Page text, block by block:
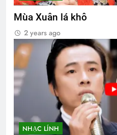
Mùa Xuân lá khô
2 years ago
NHẠC LÍNH